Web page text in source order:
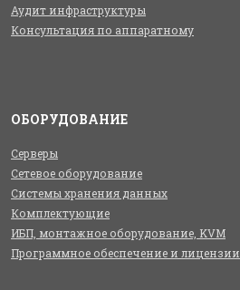
Аудит инфраструктуры
Консультация по аппаратному
ОБОРУДОВАНИЕ
Серверы
Сетевое оборудование
Системы хранения данных
Комплектующие
ИБП, монтажное оборудование, KVM
Программное обеспечение и лицензии